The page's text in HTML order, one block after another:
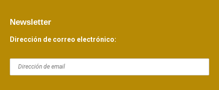
Newsletter
Dirección de correo electrónico: